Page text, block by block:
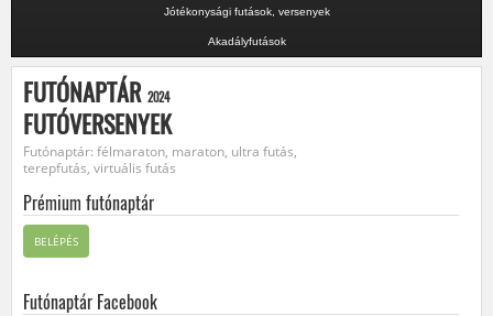
Jótékonysági futások, versenyek
Akadályfutások
FUTÓNAPTÁR 2024
FUTÓVERSENYEK
Futónaptár: félmaraton, maraton, ultra futás,
terepfutás, virtuális futás
Prémium futónaptár
BELÉPÉS
Futónaptár Facebook